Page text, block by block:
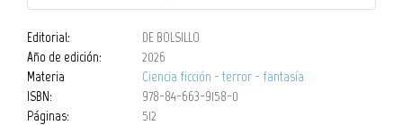
Editorial:
DE BOLSILLO
Año de edición:
2026
Materia
Ciencia ficción - terror - fantasía
ISBN:
978-84-663-9158-0
Páginas:
512